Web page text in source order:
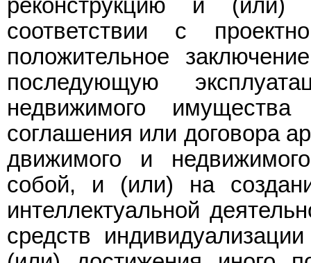
реконструкцию и (или)
соответствии с
положительное
последующую
недвижимого имущества
соглашения или договора
движимого и
собой, и (или) на
интеллектуальной
средств